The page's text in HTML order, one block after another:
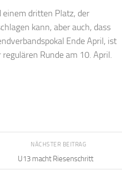
einem dritten Platz, der
kann, aber auch, dass
Ende April, ist
Runde am 10. April.
NÄCHSTER BEITRAG
U13 macht Riesenschritt